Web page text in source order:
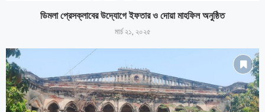
ডিমলা প্রেসক্লাবের উদ্যোগে ইফতার ও দোয়া মাহফিল অনুষ্ঠিত
মার্চ ২১, ২০২৫